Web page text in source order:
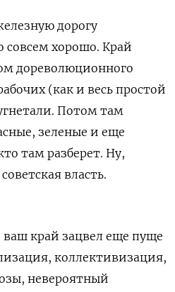
дорогу
совсем хорошо. Край
дореволюционного
(как и весь простой
Потом там
зеленые и еще
там разберет. Ну,
власть.
ваш край зацвел еще пуще
коллективизация,
невероятный